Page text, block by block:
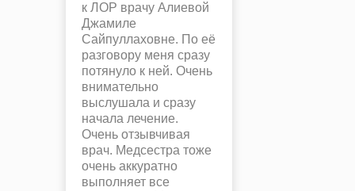
к ЛОР врачу Алиевой
Джамиле
Сайпуллаховне. По её
разговору меня сразу
потянуло к ней. Очень
внимательно
выслушала и сразу
начала лечение.
Очень отзывчивая
врач. Медсестра тоже
очень аккуратно
выполняет все